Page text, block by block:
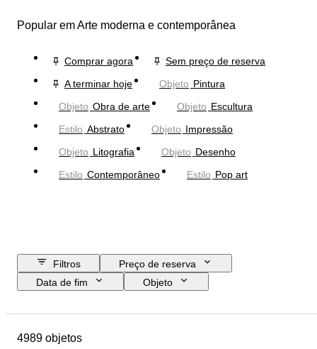
Popular em Arte moderna e contemporânea
Comprar agora
Sem preço de reserva
A terminar hoje
Objeto Pintura
Objeto Obra de arte Objeto Escultura
Estilo Abstrato Objeto Impressão
Objeto Litografia Objeto Desenho
Estilo Contemporâneo Estilo Pop art
Filtros
Preço de reserva
Data de fim
Objeto
Tema
4989 objetos